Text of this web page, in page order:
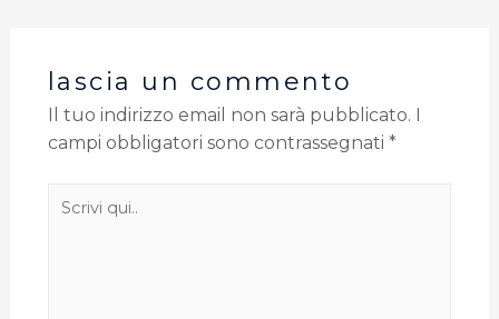
lascia un commento
Il tuo indirizzo email non sarà pubblicato.
campi obbligatori sono contrassegnati *